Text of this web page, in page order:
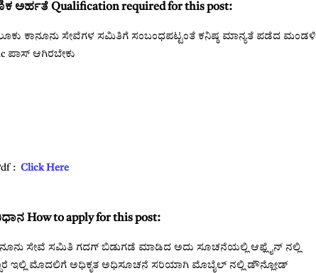
ಅರ್ಹತೆ Qualification required for this post:
ಕಾನೂನು ಸೇವೆಗಳ ಸಮಿತಿಗೆ ಸಂಬಂಧಪಟ್ಟಂತೆ ಕನಿಷ್ಠ ಮಾನ್ಯತೆ ಪಡೆದ ಮಂಡಳಿ
ಪಾಸ್ ಆಗಿರಬೇಕು
: Click Here
How to apply for this post:
ಸೇವೆ ಸಮಿತಿ ಗದಗ್ ಬಿಡುಗಡೆ ಮಾಡಿದ ಅದು ಸೂಚನೆಯಲ್ಲಿ ಆಫ್ಲೈನ್ ನಲ್ಲಿ
ಇಲ್ಲಿ ಮೊದಲಿಗೆ ಅಧಿಕೃತ ಅಧಿಸೂಚನೆ ಸರಿಯಾಗಿ ಮೊಬೈಲ್ ನಲ್ಲಿ ಡೌನ್ಲೋಡ್